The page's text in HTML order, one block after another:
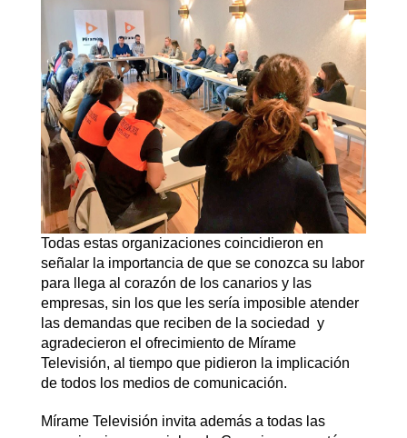
Todas estas organizaciones coincidieron en
señalar la importancia de que se conozca su labor
para llega al corazón de los canarios y las
empresas, sin los que les sería imposible atender
las demandas que reciben de la sociedad y
agradecieron el ofrecimiento de Mírame
Televisión, al tiempo que pidieron la implicación
de todos los medios de comunicación.
Mírame Televisión invita además a todas las